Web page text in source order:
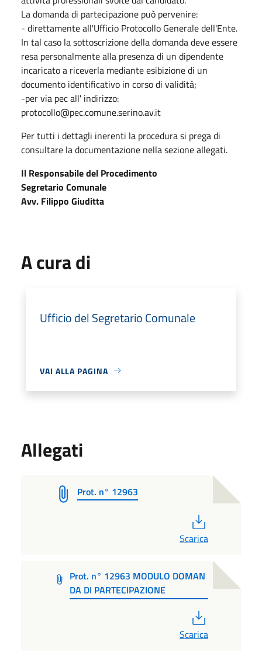
La domanda di partecipazione può pervenire:
- direttamente all'Ufficio Protocollo Generale dell'Ente.
In tal caso la sottoscrizione della domanda deve essere
resa personalmente alla presenza di un dipendente
incaricato a riceverla mediante esibizione di un
documento identificativo in corso di validità;
-per via pec all' indirizzo:
protocollo@pec.comune.serino.av.it
Per tutti i dettagli inerenti la procedura si prega di
consultare la documentazione nella sezione allegati.
Il Responsabile del Procedimento
Segretario Comunale
Avv. Filippo Giuditta
A cura di
Ufficio del Segretario Comunale
VAI ALLA PAGINA
Allegati
Prot. n° 12963
Scarica
Prot. n° 12963 MODULO DOMAN
DA DI PARTECIPAZIONE
Scarica